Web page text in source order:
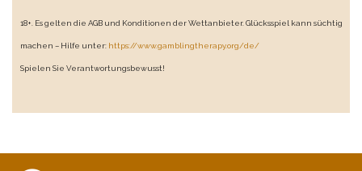
18+. Es gelten die AGB und Konditionen der Wettanbieter. Glücksspiel kann süchtig
machen – Hilfe unter: https://www.gamblingtherapy.org/de/
Spielen Sie Verantwortungsbewusst!